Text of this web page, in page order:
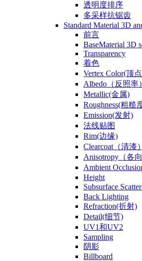
透明度排序
多采样抗锯齿
Standard Material 3D
前言
BaseMaterial 3D
Transparency
着色
Vertex Color(顶
Albedo（反照率）
Metallic(金属)
Roughness(粗糙
Emission(发射)
法线贴图
Rim(边缘)
Clearcoat（清漆）
Anisotropy（各向
Ambient
Height
Subsurface
Back Lighting
Refraction(折射)
Detail(细节)
UV1和UV2
Sampling
阴影
Billboard